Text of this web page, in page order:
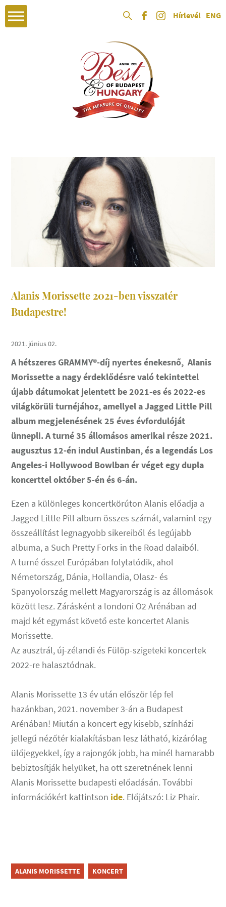
Hírlevél ENG
Alanis Morissette 2021-ben visszatér
Budapestre!
2021. június 02.
A hétszeres GRAMMY®-díj nyertes énekesnő, Alanis
Morissette a nagy érdeklődésre való tekintettel
újabb dátumokat jelentett be 2021-es és 2022-es
világkörüli turnéjához, amellyel a Jagged Little Pill
album megjelenésének 25 éves évfordulóját
ünnepli. A turné 35 állomásos amerikai része 2021.
augusztus 12-én indul Austinban, és a legendás Los
Angeles-i Hollywood Bowlban ér véget egy dupla
koncerttel október 5-én és 6-án.
Ezen a különleges koncertkörúton Alanis előadja a
Jagged Little Pill album összes számát, valamint egy
összeállítást legnagyobb sikereiből és legújabb
albuma, a Such Pretty Forks in the Road dalaiból.
A turné ősszel Európában folytatódik, ahol
Németország, Dánia, Hollandia, Olasz- és
Spanyolország mellett Magyarország is az állomások
között lesz. Zárásként a londoni O2 Arénában ad
majd két egymást követő este koncertet Alanis
Morissette.
Az ausztrál, új-zélandi és Fülöp-szigeteki koncertek
2022-re halasztódnak.
Alanis Morissette 13 év után először lép fel
hazánkban, 2021. november 3-án a Budapest
Arénában! Miután a koncert egy kisebb, színházi
jellegű nézőtér kialakításban lesz látható, kizárólag
ülőjegyekkel, így a rajongók jobb, ha minél hamarabb
bebiztosítják helyüket, ha ott szeretnének lenni
Alanis Morissette budapesti előadásán. További
információkért kattintson ide. Előjátszó: Liz Phair.
ALANIS MORISSETTE KONCERT